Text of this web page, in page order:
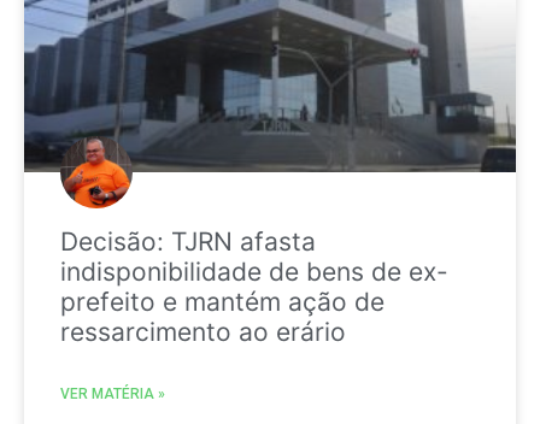
Decisão: TJRN afasta
indisponibilidade de bens de ex-
prefeito e mantém ação de
ressarcimento ao erário
VER MATÉRIA »